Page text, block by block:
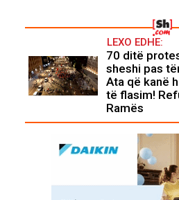
LEXO EDHE:
70 ditë
sheshi pas
Ata që kanë
të flasim!
Ramës